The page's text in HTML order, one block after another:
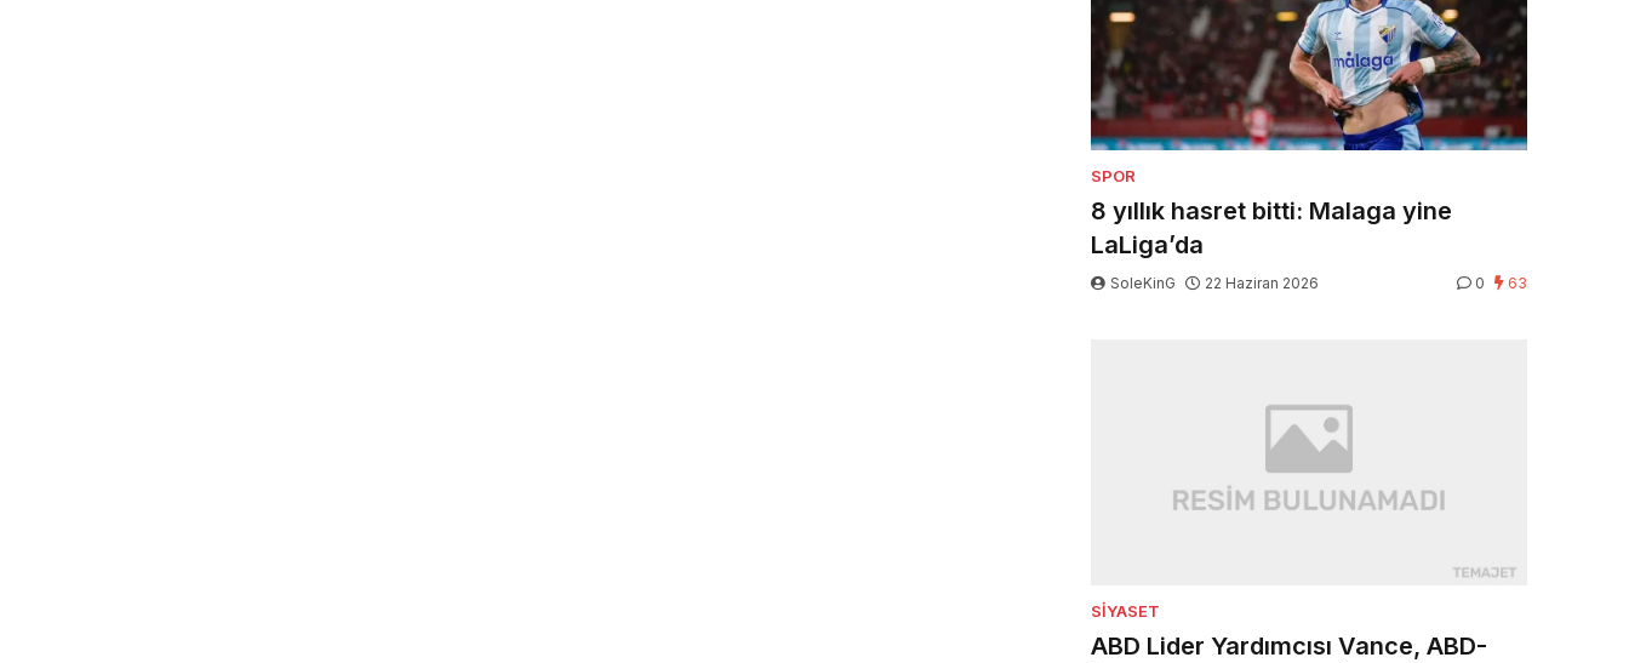
SPOR
8 yıllık hasret bitti: Malaga yine
LaLiga’da
SoleKinG 22 Haziran 2026 0 63
SIYASET
ABD Lider Yardımcısı Vance, ABD-